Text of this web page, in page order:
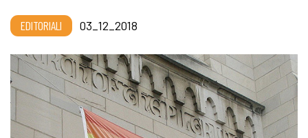
EDITORIALI 03_12_2018